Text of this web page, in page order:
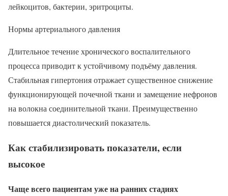
лейкоцитов, бактерии, эритроциты.
Нормы артериального давления
Длительное течение хронического воспалительного
процесса приводит к устойчивому подъёму давления.
Стабильная гипертония отражает существенное снижение
функционирующей почечной ткани и замещение нефронов
на волокна соединительной ткани. Преимущественно
повышается диастолический показатель.
Как стабилизировать показатели, если
высокое
Чаще всего пациентам уже на ранних стадиях